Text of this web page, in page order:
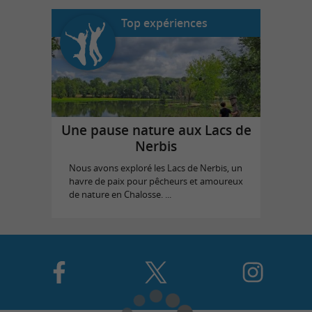
Top expériences
Une pause nature aux Lacs de
Nerbis
Nous avons exploré les Lacs de Nerbis, un
havre de paix pour pêcheurs et amoureux
de nature en Chalosse. ...